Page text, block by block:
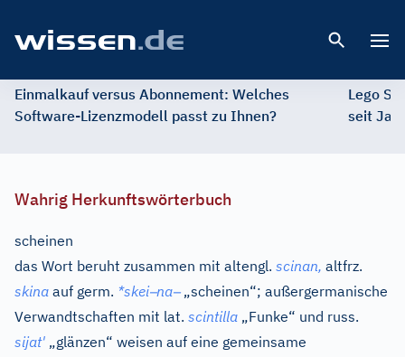
Einmalkauf versus Abonnement: Welches
Software-Lizenzmodell passt zu Ihnen?
Lego
seit
Wahrig Herkunftswörterbuch
scheinen
das Wort beruht zusammen mit altengl. scinan, altfrz.
skina auf germ. *skei–na–„scheinen“; außergermanische
Verwandtschaften mit lat. scintilla „Funke“ und russ.
sijat' „glänzen“ weisen auf eine gemeinsame